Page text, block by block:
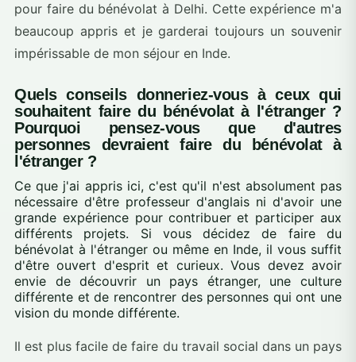
pour faire du bénévolat à Delhi. Cette expérience m'a
beaucoup appris et je garderai toujours un souvenir
impérissable de mon séjour en Inde.
Quels conseils donneriez-vous à ceux qui
souhaitent faire du bénévolat à l'étranger ?
Pourquoi pensez-vous que d'autres
personnes devraient faire du bénévolat à
l'étranger ?
Ce que j'ai appris ici, c'est qu'il n'est absolument pas
nécessaire d'être professeur d'anglais ni d'avoir une
grande expérience pour contribuer et participer aux
différents projets. Si vous décidez de faire du
bénévolat à l'étranger ou même en Inde, il vous suffit
d'être ouvert d'esprit et curieux. Vous devez avoir
envie de découvrir un pays étranger, une culture
différente et de rencontrer des personnes qui ont une
vision du monde différente.
Il est plus facile de faire du travail social dans un pays